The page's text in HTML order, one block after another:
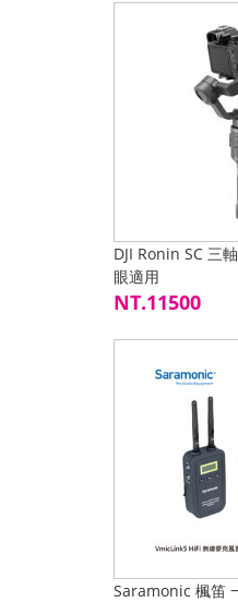
DJI Ronin SC 三
眼適用
NT.11500
Saramonic 楓笛